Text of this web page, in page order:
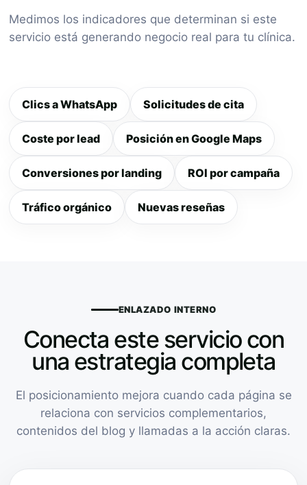
Medimos los indicadores que determinan si este
servicio está generando negocio real para tu clínica.
Clics a WhatsApp Solicitudes de cita
Coste por lead Posición en Google Maps
Conversiones por landing ROI por campaña
Tráfico orgánico Nuevas reseñas
ENLAZADO INTERNO
Conecta este servicio con
una estrategia completa
El posicionamiento mejora cuando cada página se
relaciona con servicios complementarios,
contenidos del blog y llamadas a la acción claras.